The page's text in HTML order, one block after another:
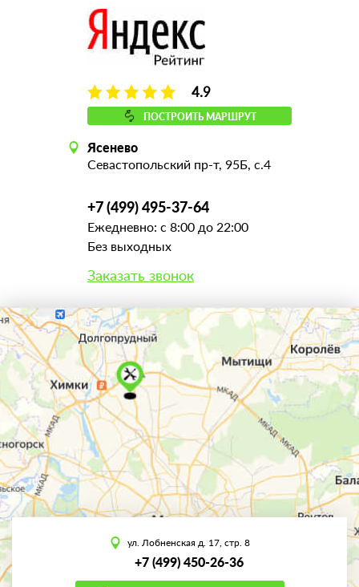
4.9
ПОСТРОИТЬ МАРШРУТ
Ясенево
Севастопольский пр-т, 95Б, с.4
+7 (499) 495-37-64
Ежедневно: с 8:00 до 22:00
Без выходных
Заказать звонок
ул. Лобненская д. 17, стр. 8
+7 (499) 450-26-36